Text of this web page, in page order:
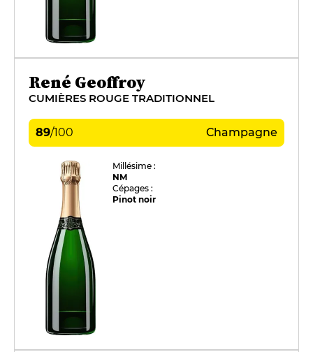
René Geoffroy
CUMIÈRES ROUGE TRADITIONNEL
89/100 Champagne
Millésime :
NM
Cépages :
Pinot noir